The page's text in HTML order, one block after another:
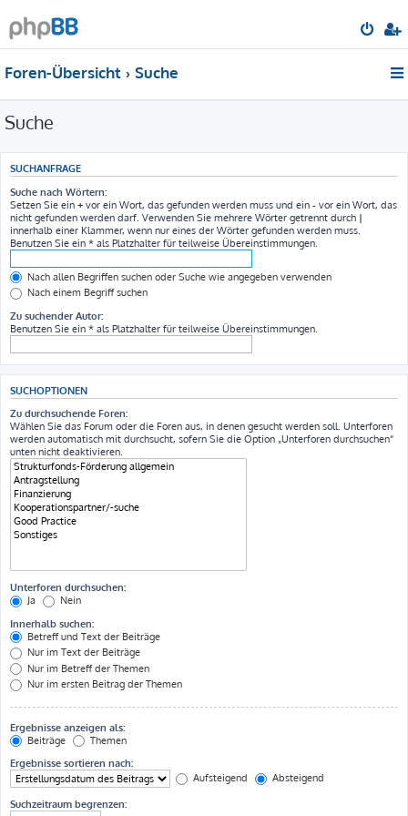
Foren-Übersicht Suche
Suche
SUCHANFRAGE
Suche nach Wörtern:
Setzen Sie ein + vor ein Wort, das gefunden werden muss und ein - vor ein Wort, das
nicht gefunden werden darf. Verwenden Sie mehrere Wörter getrennt durch |
innerhalb einer Klammer, wenn nur eines der Wörter gefunden werden muss.
Benutzen Sie ein * als Platzhalter für teilweise Übereinstimmungen.
Nach allen Begriffen suchen oder Suche wie angegeben verwenden
Nach einem Begriff suchen
Zu suchender Autor:
Benutzen Sie ein * als Platzhalter für teilweise Übereinstimmungen.
SUCHOPTIONEN
Zu durchsuchende Foren:
Wählen Sie das Forum oder die Foren aus, in denen gesucht werden soll. Unterforen
werden automatisch mit durchsucht, sofern Sie die Option „Unterforen durchsuchen“
unten nicht deaktivieren.
Unterforen durchsuchen:
Ja
Nein
Innerhalb suchen:
Betreff und Text der Beiträge
Nur im Text der Beiträge
Nur im Betreff der Themen
Nur im ersten Beitrag der Themen
Ergebnisse anzeigen als:
Beiträge
Themen
Ergebnisse sortieren nach:
Aufsteigend
Absteigend
Suchzeitraum begrenzen: